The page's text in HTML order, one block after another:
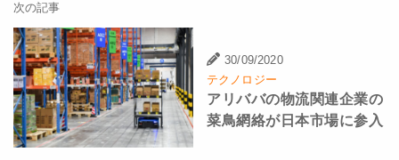
次の記事
30/09/2020
テクノロジー
アリババの物流関連企業の
菜鳥網絡が日本市場に参入